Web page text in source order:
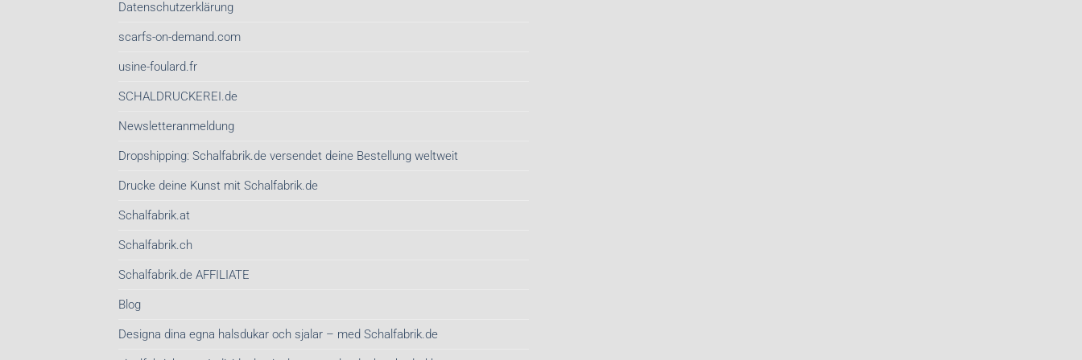
Datenschutzerklärung
scarfs-on-demand.com
usine-foulard.fr
SCHALDRUCKEREI.de
Newsletteranmeldung
Dropshipping: Schalfabrik.de versendet deine Bestellung weltweit
Drucke deine Kunst mit Schalfabrik.de
Schalfabrik.at
Schalfabrik.ch
Schalfabrik.de AFFILIATE
Blog
Designa dina egna halsdukar och sjalar – med Schalfabrik.de